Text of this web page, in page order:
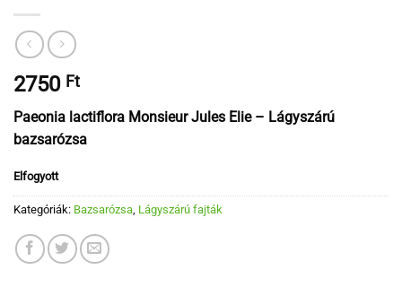
2750 Ft
Paeonia lactiflora Monsieur Jules Elie – Lágyszárú
bazsarózsa
Elfogyott
Kategóriák: Bazsarózsa Lágyszárú fajták